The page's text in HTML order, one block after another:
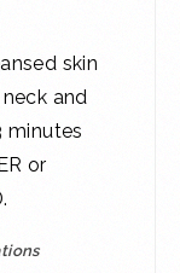
skin
and
minutes
or